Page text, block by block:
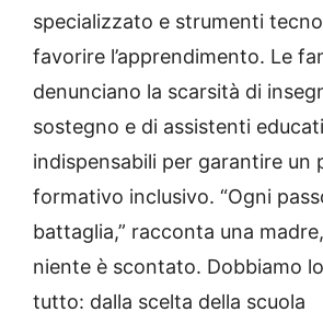
specializzato e strumenti
favorire l’apprendimento. Le
denunciano la scarsità di
sostegno e di assistenti
indispensabili per garantire un
formativo inclusivo. “Ogni
battaglia,” racconta una
niente è scontato. Dobbiamo
tutto: dalla scelta della scuola